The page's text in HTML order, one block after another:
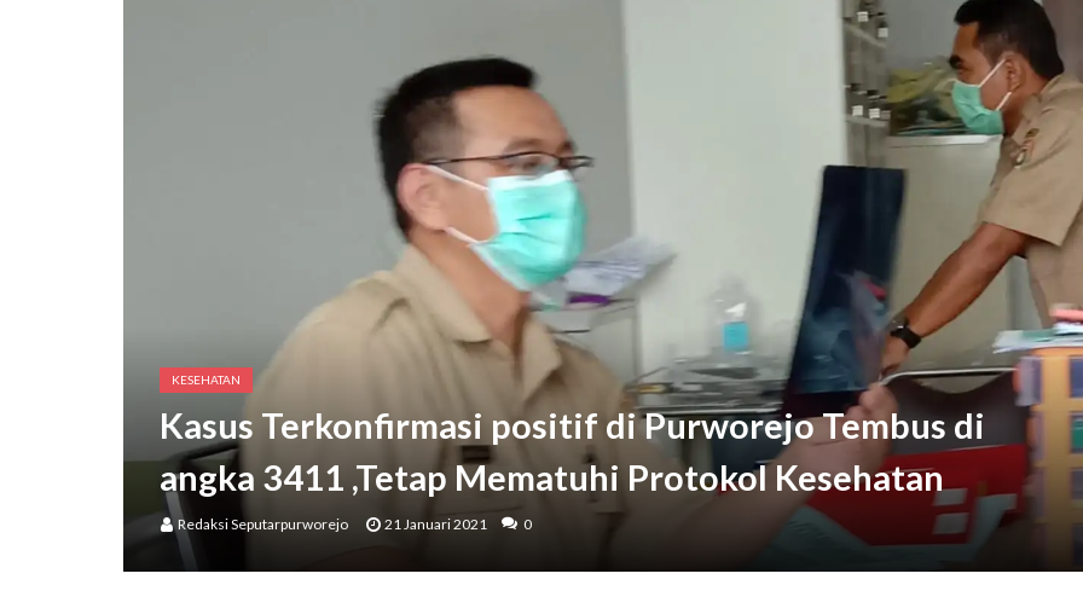
Bupati Purworejo Mengajak Masyarakat Wujudkan Lingkungan Ramah Anak Sejak Usia Dini
KESEHATAN
Kasus Terkonfirmasi positif di Purworejo Tembus di
angka 3411 ,Tetap Mematuhi Protokol Kesehatan
Redaksi Seputarpurworejo 21 Januari 2021 0